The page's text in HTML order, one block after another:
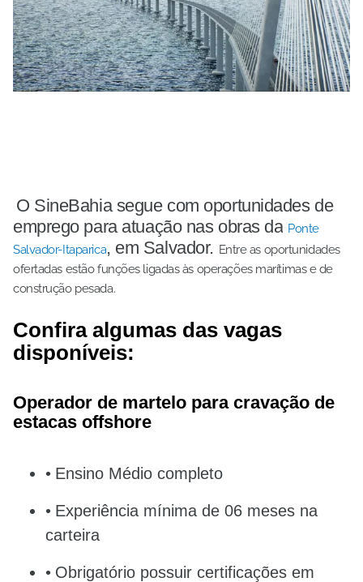
O SineBahia segue com oportunidades de
emprego para atuação nas obras da Ponte
Salvador-Itaparica, em Salvador. Entre as oportunidades
ofertadas estão funções ligadas às operações marítimas e de
construção pesada.
Confira algumas das vagas
disponíveis:
Operador de martelo para cravação de
estacas offshore
Ensino Médio completo
Experiência mínima de 06 meses na
carteira
Obrigatório possuir certificações em